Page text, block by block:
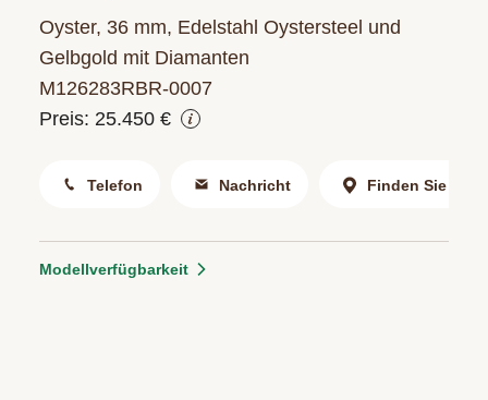
Oyster, 36 mm, Edelstahl Oystersteel und
Gelbgold mit Diamanten
M126283RBR‑0007
Preis: 25.450 €
Telefon Nachricht Finden Sie uns
Modellverfügbarkeit